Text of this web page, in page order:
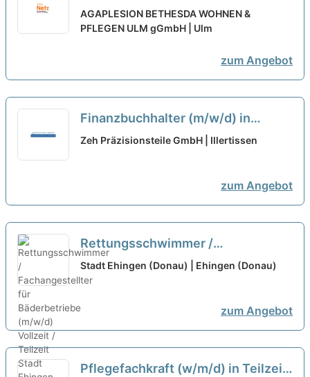
Seniorenzentrum (w/m/d) Vollzeit /
Teilzeit neu
AGAPLESION BETHESDA WOHNEN &
PFLEGEN ULM gGmbH | Ulm
zum Angebot
Finanzbuchhalter (m/w/d) in
Teilzeit neu
Zeh Präzisionsteile GmbH | Illertissen
zum Angebot
Rettungsschwimmer /
Fachangestellter für Bäderbetriebe
(m/w/d) Vollzeit / Teilzeit
Stadt Ehingen (Donau) | Ehingen (Donau)
zum Angebot
Pflegefachkraft (w/m/d) in Teilzeit